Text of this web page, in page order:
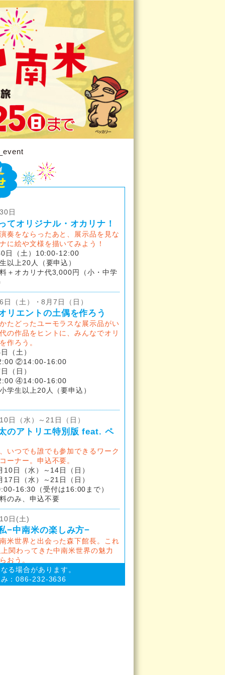
日
てオリジナル・オカリナ！
奏をならったあと、展示品を見な
に絵や文様を描いてみよう！
日（土）10:00-12:00
以上20人（要申込）
＋オカリナ代3,000円（小・中学
日（土）・8月7日（日）
リエントの土偶を作ろう
たどったユーモラスな展示品がい
の作品をヒントに、みんなでオリ
作ろう。
（土）
②14:00-16:00
日）
④14:00-16:00
学生以上20人（要申込）
日（水）～21日（日）
のアトリエ特別版 feat. ペ
いつでも誰でも参加できるワーク
ーナー。申込不要。
日（水）～14日（日）
（水）～21日（日）
16:30（受付は16:00まで）
のみ、申込不要
日(土)
−中南米の楽しみ方−
米世界と出会った森下館長。これ
関わってきた中南米世界の魅力
おう。
日（土）13:30-16:00
前後する場合があります。
る場合があります。
み：086-232-3636